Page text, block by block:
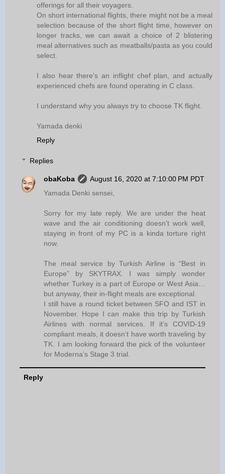
offerings for all their voyagers.
On short international flights, there might not be a meal
selection because of the short flight time, however on
longer tracks, we can await a choice of 2 blistering
meal alternatives such as meatballs/pasta as you could
select.
I also hear there’s an inflight chef plan, and actually
experienced chefs are found operating in C class.
I understand why you always try to choose TK flight.
Yamada denki
Reply
Replies
obaKoba
August 16, 2020 at 7:10:00 PM PDT
Yamada Denki sensei,
Sorry for my late reply. We are under the heat
wave and the air conditioning doesn’t work well,
staying in front of my PC is a kinda torture right
now.
The meal service by Turkish Airline is “Best in
Europe” by SKYTRAX. I was simply wonder
whether Turkey is a part of Europe or West Asia…
but anyway, their in-flight meals are exceptional.
I still have a round ticket between SFO and IST in
November. Hope I can make this trip by Turkish
Airlines with normal services. If it’s COVID-19
compliant meals, it doesn’t have worth traveling by
TK. I am looking forward the pick of the volunteer
for Moderna’s Stage 3 trial.
Reply